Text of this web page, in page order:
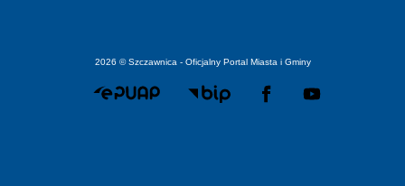
2026 © Szczawnica - Oficjalny Portal Miasta i Gminy